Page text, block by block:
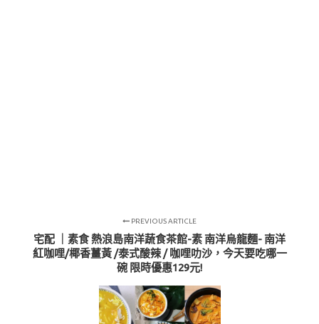
PREVIOUS ARTICLE
宅配 ｜素食 熱浪島南洋蔬食茶館-素 南洋烏龍麵- 南洋
紅咖哩/椰香薑黃 /泰式酸辣 / 咖哩叻沙，今天要吃哪一
碗 限時優惠129元!